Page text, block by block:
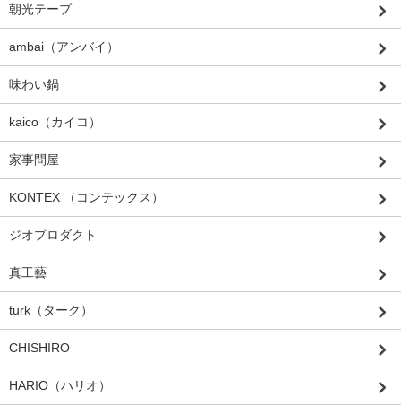
朝光テープ
ambai（アンバイ）
味わい鍋
kaico（カイコ）
家事問屋
KONTEX （コンテックス）
ジオプロダクト
真工藝
turk（ターク）
CHISHIRO
HARIO（ハリオ）